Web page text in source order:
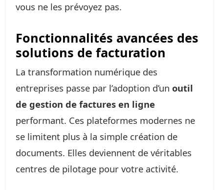
vous ne les prévoyez pas.
Fonctionnalités avancées des
solutions de facturation
La transformation numérique des
entreprises passe par l’adoption d’un outil
de gestion de factures en ligne
performant. Ces plateformes modernes ne
se limitent plus à la simple création de
documents. Elles deviennent de véritables
centres de pilotage pour votre activité.